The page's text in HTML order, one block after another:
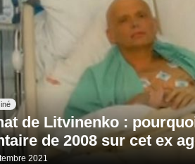
de Litvinenko :
de 2008 sur cet ex
2021